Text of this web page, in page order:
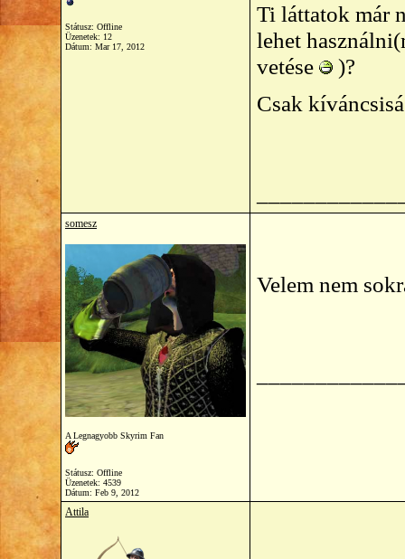
Státusz: Offline
Üzenetek: 12
Dátum: Mar 17, 2012
Ti láttatok már
lehet
vetése
)?
Csak
somesz
A Legnagyobb Skyrim Fan
Státusz: Offline
Üzenetek: 4539
Dátum: Feb 9, 2012
Velem nem
Attila